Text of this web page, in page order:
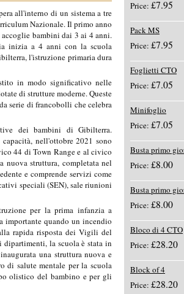
all'interno di un sistema a tre
Nazionale. Il primo anno
bambini dai 3 ai 4 anni.
inizia a 4 anni con la scuola
l'istruzione primaria dura
in modo significativo nelle
di strutture moderne. Queste
serie di francobolli che celebra
dei bambini di Gibilterra.
nell'ottobre 2021 sono
44 di Town Range e al civico
struttura, completata nel
e comprende servizi come
speciali (SEN), sale riunioni
per la prima infanzia a
importante quando un incendio
rapida risposta dei Vigili del
la scuola è stata in
una struttura nuova e
di salute mentale per la scuola
olistico del bambino e per gli
Price: £7.95
Pack MS
Price: £7.95
Foglietti CTO
Price: £7.05
Minifoglio
Price: £7.05
Busta primo
Price: £8.00
Busta primo
Price: £8.00
Bloco di 4 CTO
Price: £28.20
Block of 4
Price: £28.20